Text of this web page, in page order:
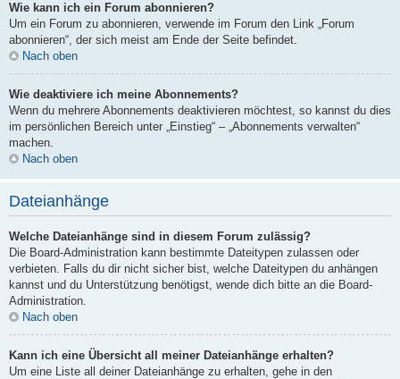
Wie kann ich ein Forum abonnieren?
Um ein Forum zu abonnieren, verwende im Forum den Link „Forum
abonnieren“, der sich meist am Ende der Seite befindet.
Nach oben
Wie deaktiviere ich meine Abonnements?
Wenn du mehrere Abonnements deaktivieren möchtest, so kannst du dies
im persönlichen Bereich unter „Einstieg“ – „Abonnements verwalten“
machen.
Nach oben
Dateianhänge
Welche Dateianhänge sind in diesem Forum zulässig?
Die Board-Administration kann bestimmte Dateitypen zulassen oder
verbieten. Falls du dir nicht sicher bist, welche Dateitypen du anhängen
kannst und du Unterstützung benötigst, wende dich bitte an die Board-
Administration.
Nach oben
Kann ich eine Übersicht all meiner Dateianhänge erhalten?
Um eine Liste all deiner Dateianhänge zu erhalten, gehe in den